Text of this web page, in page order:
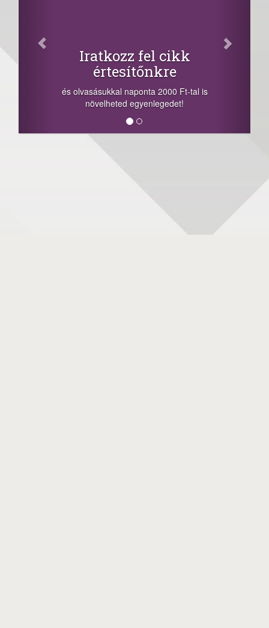
Iratkozz fel cikk
értesítőnkre
és olvasásukkal naponta 2000 Ft-tal is
növelheted egyenlegedet!